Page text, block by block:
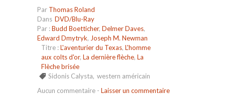
Par Thomas Roland
Dans DVD/Blu-Ray
Par :Budd Boetticher, Delmer Daves,
Edward Dmytryk, Joseph M. Newman
Titre :L'aventurier du Texas, L'homme
aux colts d'or, La dernière flèche, La
Flèche brisée
Sidonis Calysta, western américain
Aucun commentaire - Laisser un commentaire